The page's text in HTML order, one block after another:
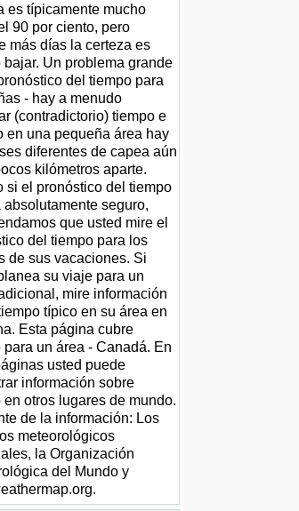
es típicamente mucho
90 por ciento, pero
más días la certeza es
bajar. Un problema grande
del tiempo para
- hay a menudo
(contradictorio) tiempo e
en una pequeña área hay
diferentes de capea aún
kilómetros aparte.
si el pronóstico del tiempo
absolutamente seguro,
que usted mire el
del tiempo para los
de sus vacaciones. Si
su viaje para un
mire información
típico en su área en
Esta página cubre
para un área - Canadá. En
usted puede
información sobre
en otros lugares de mundo.
de la información: Los
meteorológicos
la Organización
del Mundo y